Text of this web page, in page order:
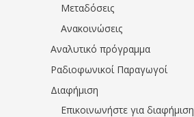
Μεταδόσεις
Ανακοινώσεις
Αναλυτικό πρόγραμμα
Ραδιοφωνικοί Παραγωγοί
Διαφήμιση
Επικοινωνήστε για διαφήμιση